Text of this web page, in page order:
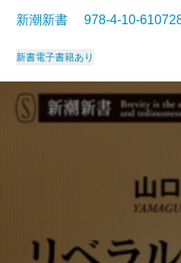
新潮新書 978-4-10-
新書電子書籍あり